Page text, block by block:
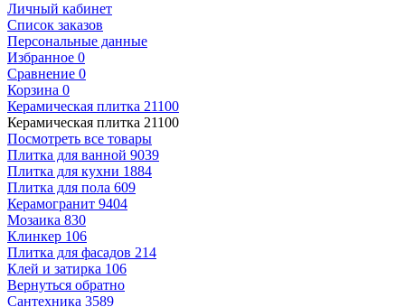
Личный кабинет
Список заказов
Персональные данные
Избранное 0
Сравнение 0
Корзина 0
Керамическая плитка 21100
Керамическая плитка 21100
Посмотреть все товары
Плитка для ванной 9039
Плитка для кухни 1884
Плитка для пола 609
Керамогранит 9404
Мозаика 830
Клинкер 106
Плитка для фасадов 214
Клей и затирка 106
Вернуться обратно
Сантехника 3589